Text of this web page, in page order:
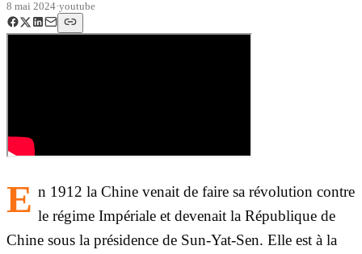
8 mai 2024·youtube
E n 1912 la Chine venait de faire sa révolution contre
le régime Impériale et devenait la République de
Chine sous la présidence de Sun-Yat-Sen. Elle est à la